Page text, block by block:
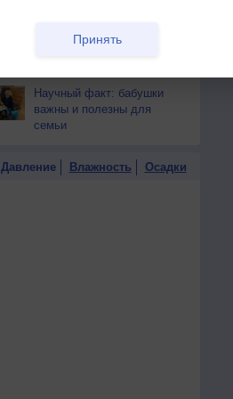
Как продлить молодость
Научный факт: бабушки
важны и полезны для
семьи
Давление Влажность Осадки
Принять